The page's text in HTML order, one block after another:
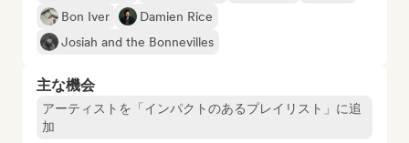
Bon Iver
Damien Rice
Josiah and the Bonnevilles
主な機会
アーティストを「インパクトのあるプレイリスト」に追
加